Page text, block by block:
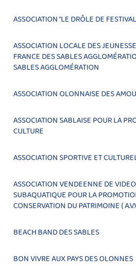
ASSOCIATION "LE DRÔLE DE
ASSOCIATION LOCALE DES
FRANCE DES SABLES
SABLES AGGLOMÉRATION
ASSOCIATION OLONNAISE DES
ASSOCIATION SABLAISE POUR LA
CULTURE
ASSOCIATION SPORTIVE ET
ASSOCIATION VENDEENNE DE
SUBAQUATIQUE POUR LA
CONSERVATION DU PATRIMOINE (
BEACH BAND DES SABLES
BON VIVRE AUX PAYS DES OLONNES